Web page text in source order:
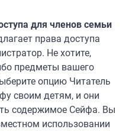
для членов семьи
права доступа
Не хотите,
предметы вашего
опцию Читатель
своим детям, и они
содержимое Сейфа. Вы
использовании